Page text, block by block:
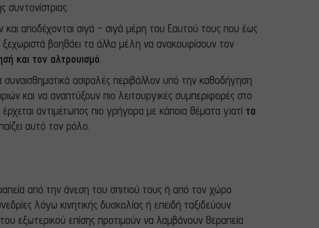
αποδέχονται σιγά – σιγά μέρη του Εαυτού τους που έως
βοηθάει τα άλλα μέλη να ανακουφίσουν τον
και τον αλτρουισμό
ασφαλές περιβάλλον υπό την καθοδήγηση
και να αναπτύξουν πιο λειτουργικές συμπεριφορές στο
αντιμέτωπος πιο γρήγορα με κάποια θέματα γιατί τα
αυτό τον ρόλο.
από την άνεση του σπιτιού τους ή από τον χώρο
λόγω κινητικής δυσκολίας ή επειδή ταξιδεύουν
εξωτερικού επίσης προτιμούν να λαμβάνουν θεραπεία